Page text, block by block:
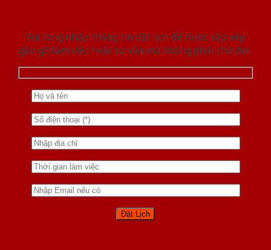
Vui lòng nhập thông tin đặt lịch để được sắp xếp
gặp gỡ làm việc hoăc tư vấn mà không phải chờ đợi.